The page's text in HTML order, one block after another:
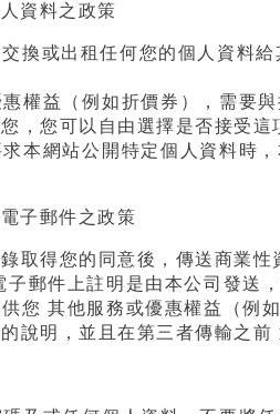
資料之政策
換或出租任何您的個人資料
權益（例如折價券），需要
，您可以自由選擇是否接受這
本網站公開特定個人資料時
子郵件之政策
取得您的同意後，傳送商業性
郵件上註明是由本公司發送
您 其他服務或優惠權益（例
說明，並且在第三者傳輸之